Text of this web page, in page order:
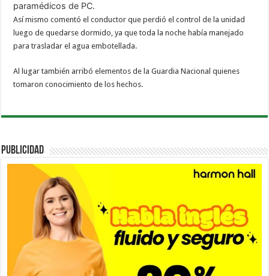
paramédicos de PC.
Así mismo comentó el conductor que perdió el control de la unidad
luego de quedarse dormido, ya que toda la noche había manejado
para trasladar el agua embotellada.
Al lugar también arribó elementos de la Guardia Nacional quienes
tomaron conocimiento de los hechos.
PUBLICIDAD